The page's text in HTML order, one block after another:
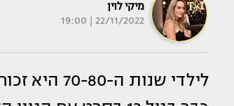
מיקי לוין
22/11/2022 | 19:00
לילדי